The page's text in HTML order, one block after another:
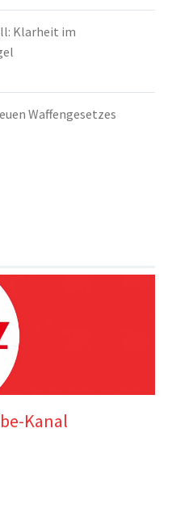
Klarheit im
Waffengesetzes
Kanal